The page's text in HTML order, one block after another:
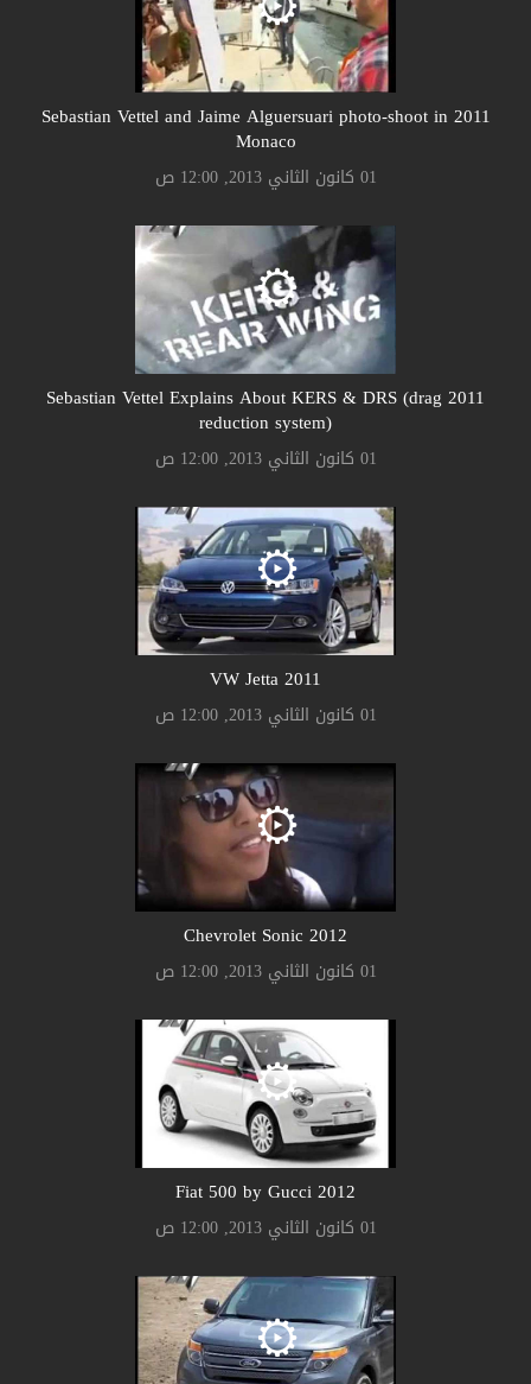
2011 Sebastian Vettel and Jaime Alguersuari photo-shoot in
Monaco
01 كانون الثاني 2013, 12:00 ص
2011 Sebastian Vettel Explains About KERS & DRS (drag
reduction system)
01 كانون الثاني 2013, 12:00 ص
2011 VW Jetta
01 كانون الثاني 2013, 12:00 ص
2012 Chevrolet Sonic
01 كانون الثاني 2013, 12:00 ص
2012 Fiat 500 by Gucci
01 كانون الثاني 2013, 12:00 ص